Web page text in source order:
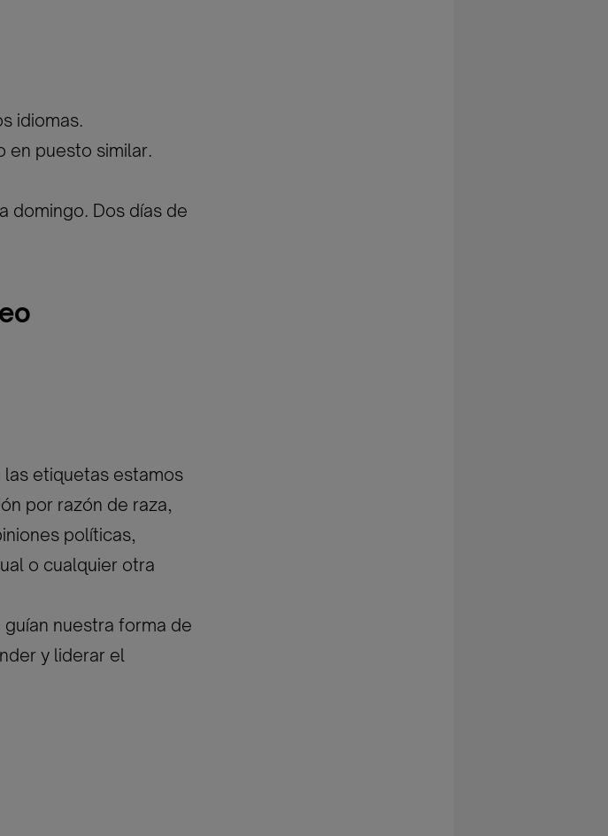
idiomas.
en puesto similar.
domingo. Dos días de
las etiquetas estamos
por razón de raza,
políticas,
o cualquier otra
nuestra forma de
y liderar el